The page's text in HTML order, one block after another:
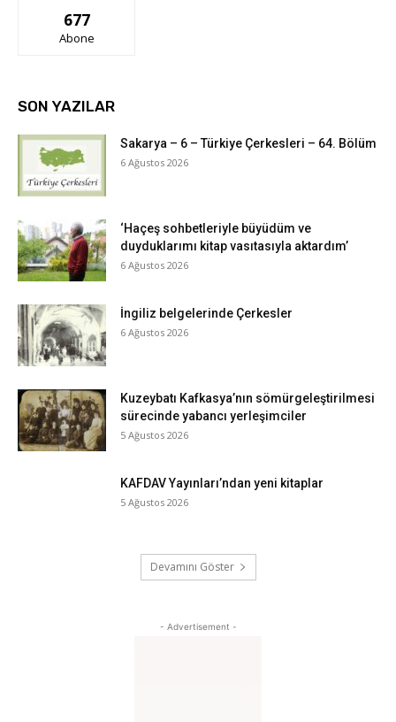
677
Abone
SON YAZILAR
Sakarya – 6 – Türkiye Çerkesleri – 64. Bölüm
6 Ağustos 2026
‘Haçeş sohbetleriyle büyüdüm ve
duyduklarımı kitap vasıtasıyla aktardım’
6 Ağustos 2026
İngiliz belgelerinde Çerkesler
6 Ağustos 2026
Kuzeybatı Kafkasya’nın sömürgeleştirilmesi
sürecinde yabancı yerleşimciler
5 Ağustos 2026
KAFDAV Yayınları’ndan yeni kitaplar
5 Ağustos 2026
Devamını Göster
- Advertisement -